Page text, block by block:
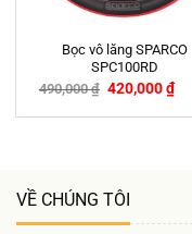
Bọc vô lăng SPARCO
SPC100RD
490,000₫ 420,000₫
VỀ CHÚNG TÔI